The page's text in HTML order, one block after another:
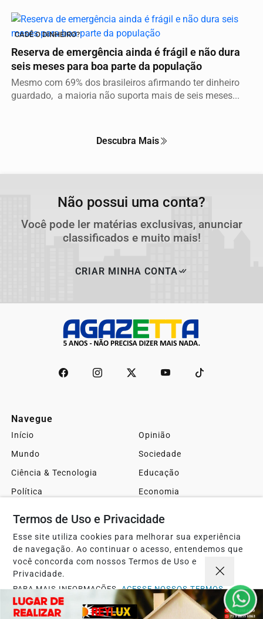
CADÊ O DINHEIRO?
Reserva de emergência ainda é frágil e não dura
seis meses para boa parte da população
Mesmo com 69% dos brasileiros afirmando ter dinheiro
guardado, a maioria não suporta mais de seis meses...
Descubra Mais
Não possui uma conta?
Você pode ler matérias exclusivas, anunciar
classificados e muito mais!
CRIAR MINHA CONTA
Navegue
Início
Opinião
Mundo
Sociedade
Ciência & Tecnologia
Educação
Política
Economia
Esportes
Cidades
Cultura
Futebol
Sobre
FAQ
Contato
Termos de Uso e Privacidade
Esse site utiliza cookies para melhorar sua experiência
de navegação. Ao continuar o acesso, entendemos que
você concorda com nossos Termos de Uso e
Privacidade.
PARA MAIS INFORMAÇÕES,ACESSE NOSSOS TERMOS
CLICANDO AQUI